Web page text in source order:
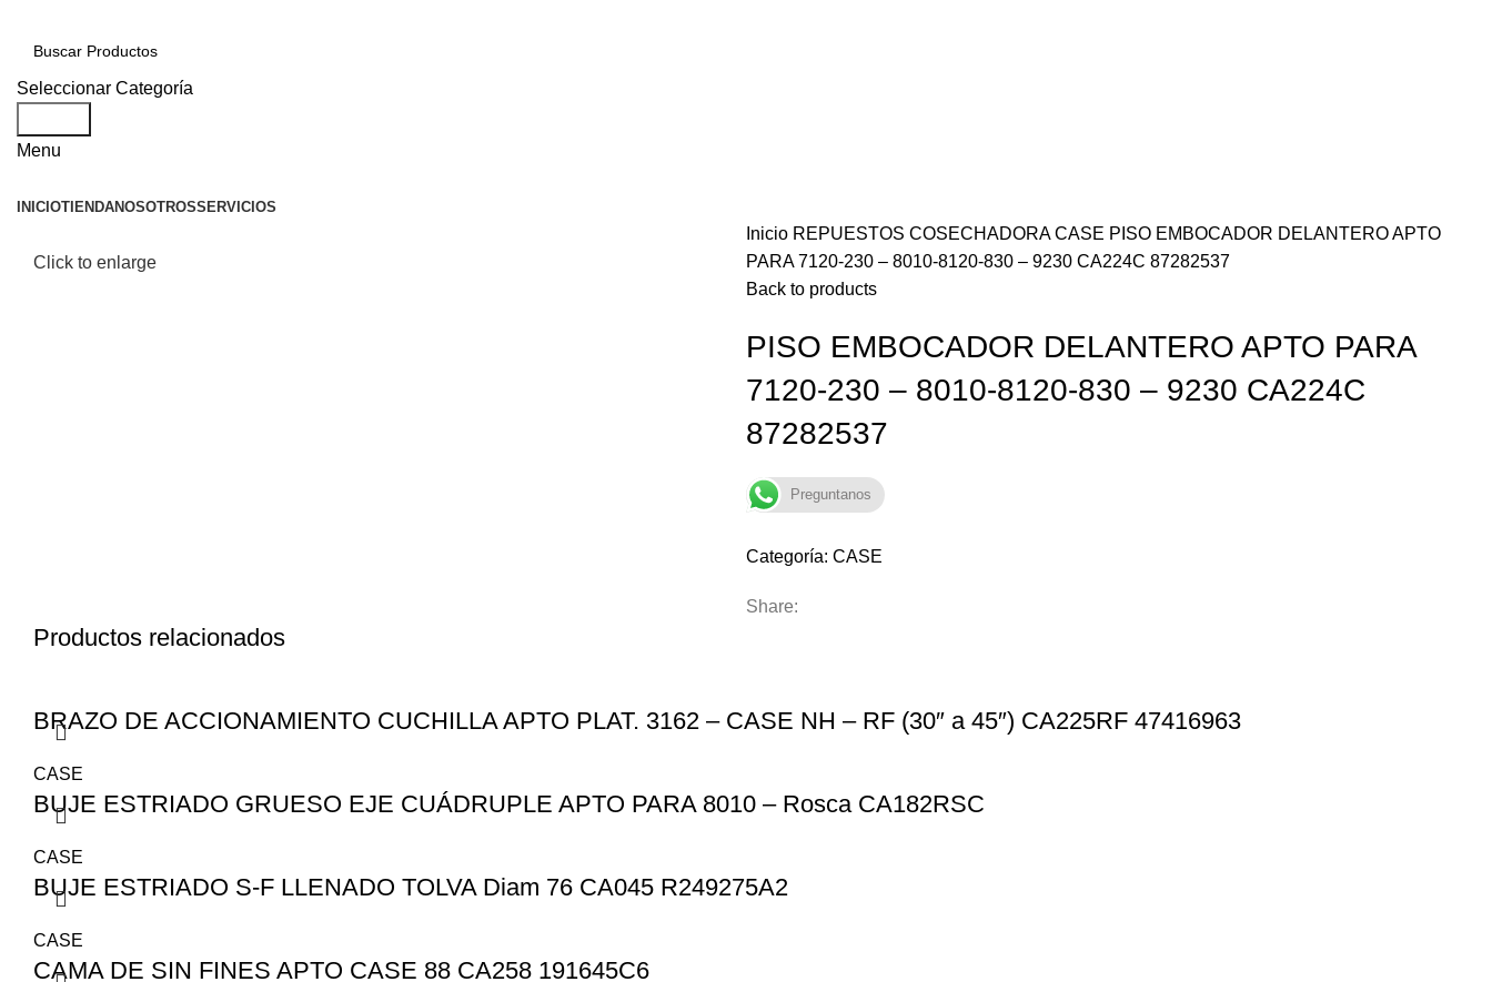
Seleccionar Categoría
Menu
INICIOTIENDANOSOTROSSERVICIOS
Click to enlarge
Inicio REPUESTOS COSECHADORACASE PISO EMBOCADOR DELANTERO APTO
PARA 7120-230 – 8010-8120-830 – 9230 CA224C 87282537
Back to products
PISO EMBOCADOR DELANTERO APTO PARA
7120-230 – 8010-8120-830 – 9230 CA224C
87282537
Preguntanos
Categoría: CASE
Share:
Productos relacionados
BRAZO DE ACCIONAMIENTO CUCHILLA APTO PLAT. 3162 – CASE NH – RF (30″ a 45″) CA225RF 47416963
CASE
BUJE ESTRIADO GRUESO EJE CUÁDRUPLE APTO PARA 8010 – Rosca CA182RSC
CASE
BUJE ESTRIADO S-F LLENADO TOLVA Diam 76 CA045 R249275A2
CASE
CAMA DE SIN FINES APTO CASE 88 CA258 191645C6